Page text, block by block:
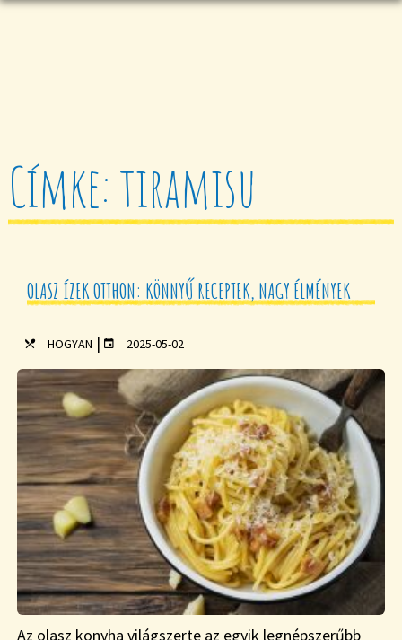
Címke: tiramisu
OLASZ ÍZEK OTTHON: KÖNNYŰ RECEPTEK, NAGY ÉLMÉNYEK
HOGYAN | 2025-05-02
Az olasz konyha világszerte az egyik legnépszerűbb